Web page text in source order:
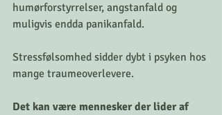
humørforstyrrelser, angstanfald og
muligvis endda panikanfald.
Stressfølsomhed sidder dybt i psyken hos
mange traumeoverlevere.
Det kan være mennesker der lider af